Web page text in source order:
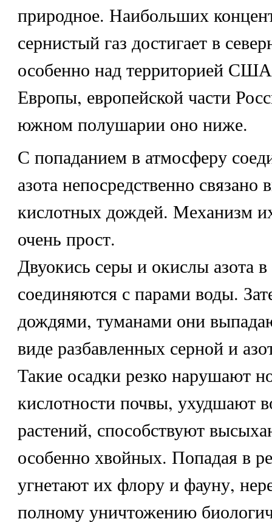
природное. Наибольших
сернистый газ достигает в
особенно над территорией
Европы, европейской части
южном полушарии оно ниже.
С попаданием в атмосферу
азота непосредственно связано
кислотных дождей. Механизм
очень прост.
Двуокись серы и окислы азота в
соединяются с парами воды.
дождями, туманами они
виде разбавленных серной и
Такие осадки резко нарушают
кислотности почвы, ухудшают
растений, способствуют
особенно хвойных. Попадая в
угнетают их флору и фауну,
полному уничтожению